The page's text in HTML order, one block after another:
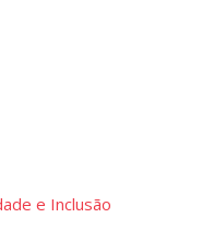
e Inclusão